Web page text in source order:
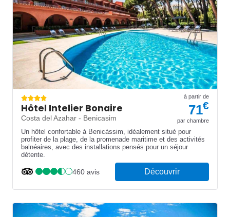
Hôtel Intelier Bonaire
Costa del Azahar - Benicasim
à partir de
71€
par chambre
Un hôtel confortable à Benicàssim, idéalement situé pour
profiter de la plage, de la promenade maritime et des activités
balnéaires, avec des installations pensés pour un séjour
détente.
460 avis Découvrir